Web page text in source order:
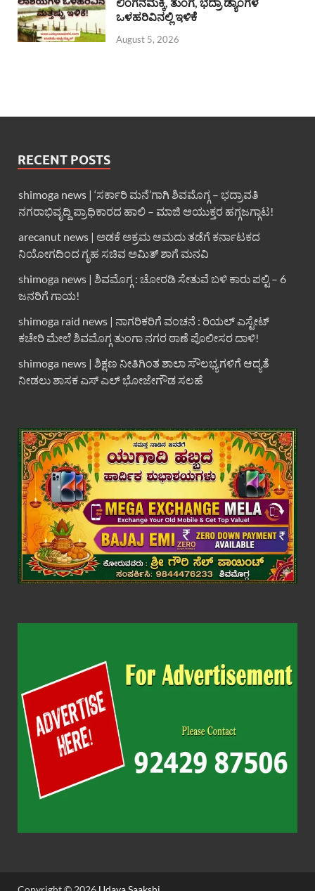
ಒಳಹರಿವಿನಲ್ಲಿ ಇಳಿಕೆ
August 5, 2026
RECENT POSTS
shimoga news | ‘ಸರ್ಕಾರಿ ಮನೆ’ಗಾಗಿ ಶಿವಮೊಗ್ಗ – ಭದ್ರಾವತಿ
ನಗರಾಭಿವೃದ್ದಿ ಪ್ರಾಧಿಕಾರದ ಹಾಲಿ – ಮಾಜಿ ಆಯುಕ್ತರ ಹಗ್ಗಜಗ್ಗಾಟ!
arecanut news | ಅಡಕೆ ಅಕ್ರಮ ಆಮದು ತಡೆಗೆ ಕರ್ನಾಟಕದ
ನಿಯೋಗದಿಂದ ಗೃಹ ಸಚಿವ ಅಮಿತ್ ಶಾಗೆ ಮನವಿ
shimoga news | ಶಿವಮೊಗ್ಗ : ಚೋರಡಿ ಸೇತುವೆ ಬಳಿ ಕಾರು ಪಲ್ಟಿ – 6
ಜನರಿಗೆ ಗಾಯ!
shimoga raid news | ನಾಗರಿಕರಿಗೆ ವಂಚನೆ : ರಿಯಲ್ ಎಸ್ಟೇಟ್
ಕಚೇರಿ ಮೇಲೆ ಶಿವಮೊಗ್ಗ ತುಂಗಾ ನಗರ ಠಾಣೆ ಪೊಲೀಸರ ದಾಳಿ!
shimoga news | ಶಿಕ್ಷಣ ನೀತಿಗಿಂತ ಶಾಲಾ ಸೌಲಭ್ಯಗಳಿಗೆ ಆದ್ಯತೆ
ನೀಡಲು ಶಾಸಕ ಎಸ್ ಎಲ್ ಭೋಜೇಗೌಡ ಸಲಹೆ